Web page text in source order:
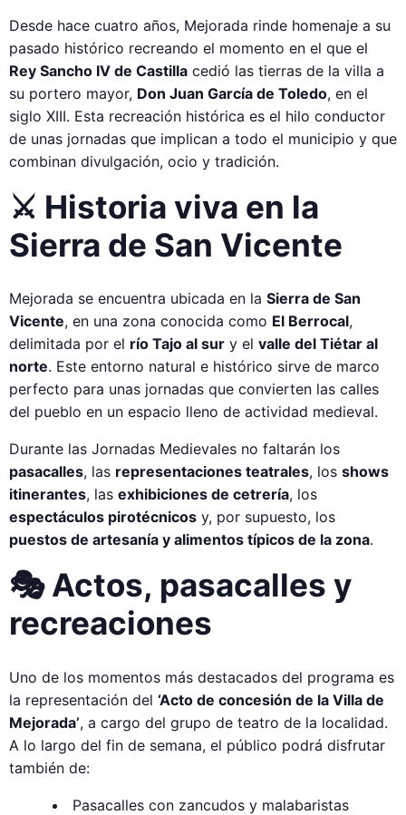
Desde hace cuatro años, Mejorada rinde homenaje a su
pasado histórico recreando el momento en el que el
Rey Sancho IV de Castilla cedió las tierras de la villa a
su portero mayor, Don Juan García de Toledo, en el
siglo XIII. Esta recreación histórica es el hilo conductor
de unas jornadas que implican a todo el municipio y que
combinan divulgación, ocio y tradición.
⚔️ Historia viva en la
Sierra de San Vicente
Mejorada se encuentra ubicada en la Sierra de San
Vicente, en una zona conocida como El Berrocal,
delimitada por el río Tajo al sur y el valle del Tiétar al
norte. Este entorno natural e histórico sirve de marco
perfecto para unas jornadas que convierten las calles
del pueblo en un espacio lleno de actividad medieval.
Durante las Jornadas Medievales no faltarán los
pasacalles, las representaciones teatrales, los shows
itinerantes, las exhibiciones de cetrería, los
espectáculos pirotécnicos y, por supuesto, los
puestos de artesanía y alimentos típicos de la zona.
🎭 Actos, pasacalles y
recreaciones
Uno de los momentos más destacados del programa es
la representación del ‘Acto de concesión de la Villa de
Mejorada’, a cargo del grupo de teatro de la localidad.
A lo largo del fin de semana, el público podrá disfrutar
también de:
Pasacalles con zancudos y malabaristas